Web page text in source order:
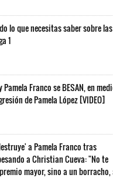
lo que necesitas saber sobre las
1
Franco se BESAN, en
de Pamela López [VIDEO]
a Pamela Franco tras
a Christian Cueva: "No te
mayor, sino a un borracho,